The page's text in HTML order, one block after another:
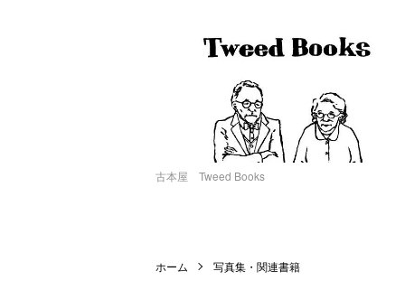
古本屋 Tweed Books
ホーム 写真集・関連書籍